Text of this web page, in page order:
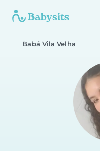
Babá Vila Velha